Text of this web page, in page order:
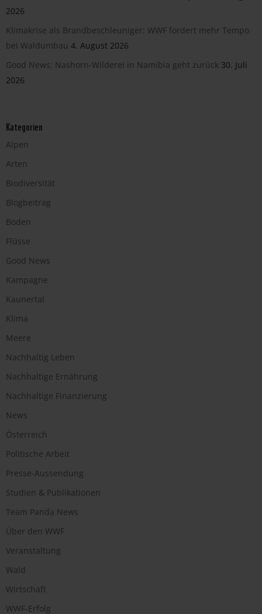
2026
Klimakrise als Brandbeschleuniger: WWF fordert mehr Tempo
bei Waldumbau 4. August 2026
Good News: Nashorn-Wilderei in Namibia geht zurück 30. Juli
2026
Kategorien
Alpen
Arten
Biodiversität
Blogbeitrag
Boden
Flüsse
Good News
Kampagne
Kaunertal
Klima
Meere
Nachhaltig Leben
Nachhaltige Ernährung
Nachhaltige Finanzierung
News
Österreich
Politische Arbeit
Presse-Aussendung
Studien & Publikationen
Team Panda News
Über den WWF
Veranstaltung
Wald
Wirtschaft
WWF-Erfolg